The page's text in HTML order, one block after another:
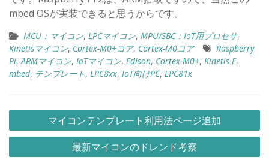
mbed OSが実装できると思うからです。
MCU：マイコン, LPCマイコン, MPU/SBC：IoT用プロセサ,
Kinetisマイコン, Cortex-M0+コア, Cortex-M0コア
Raspberry
Pi, ARMマイコン, IoTマイコン, Edison, Cortex-M0+, Kinetis E,
mbed, テンプレート, LPC8xx, IoT向けPC, LPC81x
稿
ナ
マイコンテンプレート利用法ページ追加
最新マイコンのドレンド考察